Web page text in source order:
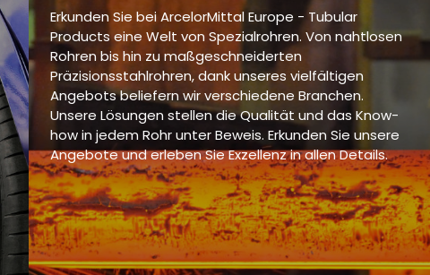
Erkunden Sie bei ArcelorMittal Europe - Tubular
Products eine Welt von Spezialrohren. Von nahtlosen
Rohren bis hin zu maßgeschneiderten
Präzisionsstahlrohren, dank unseres vielfältigen
Angebots beliefern wir verschiedene Branchen.
Unsere Lösungen stellen die Qualität und das Know-
how in jedem Rohr unter Beweis. Erkunden Sie unsere
Angebote und erleben Sie Exzellenz in allen Details.